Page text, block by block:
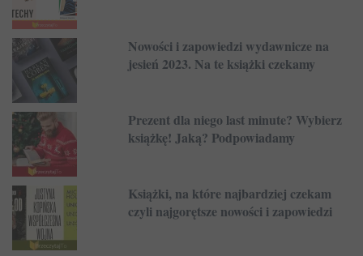
Nowości i zapowiedzi wydawnicze na
jesień 2023. Na te książki czekamy
Prezent dla niego last minute? Wybierz
książkę! Jaką? Podpowiadamy
Książki, na które najbardziej czekam
czyli najgorętsze nowości i zapowiedzi